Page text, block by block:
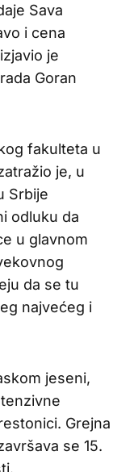
Sava
i cena
je
Goran
fakulteta u
je, u
Srbije
odluku da
u glavnom
da se tu
najvećeg i
jeseni,
Grejna
se 15.